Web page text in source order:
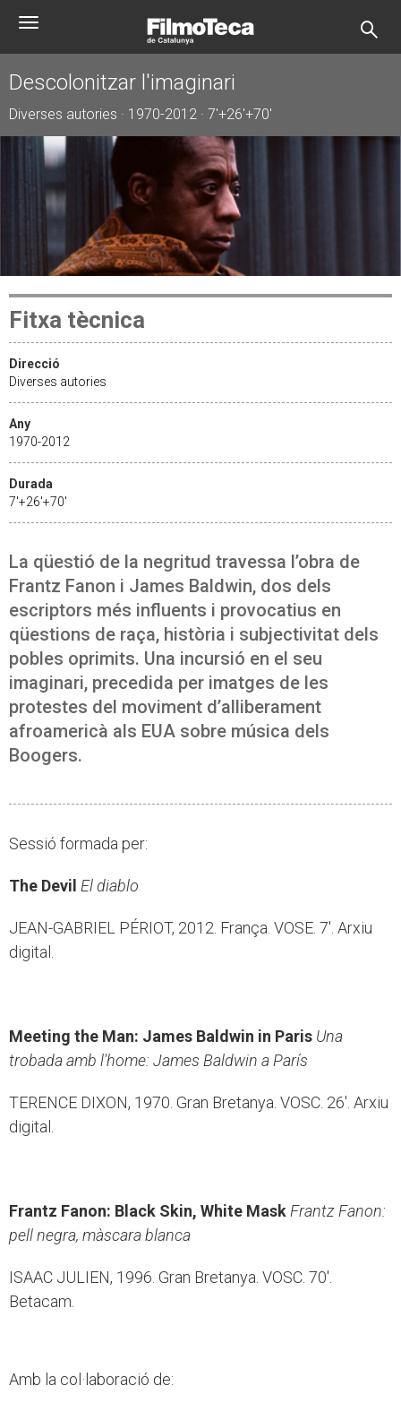
Toggle
Descolonitzar l'imaginari
Diverses autories · 1970-2012 · 7'+26'+70'
Fitxa tècnica
Direcció
Diverses autories
Any
1970-2012
Durada
7'+26'+70'
La qüestió de la negritud travessa l’obra de
Frantz Fanon i James Baldwin, dos dels
escriptors més influents i provocatius en
qüestions de raça, història i subjectivitat dels
pobles oprimits. Una incursió en el seu
imaginari, precedida per imatges de les
protestes del moviment d’alliberament
afroamericà als EUA sobre música dels
Boogers.
Sessió formada per:
The Devil El diablo
JEAN-GABRIEL PÉRIOT, 2012. França. VOSE. 7'. Arxiu
digital.
Meeting the Man: James Baldwin in Paris Una
trobada amb l'home: James Baldwin a París
TERENCE DIXON, 1970. Gran Bretanya. VOSC. 26'. Arxiu
digital.
Frantz Fanon: Black Skin, White Mask Frantz Fanon:
pell negra, màscara blanca
ISAAC JULIEN, 1996. Gran Bretanya. VOSC. 70'.
Betacam.
Amb la col·laboració de: